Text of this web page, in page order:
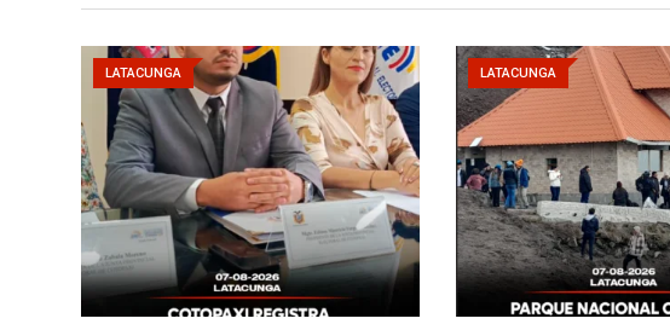
LATACUNGA LATACUNGA